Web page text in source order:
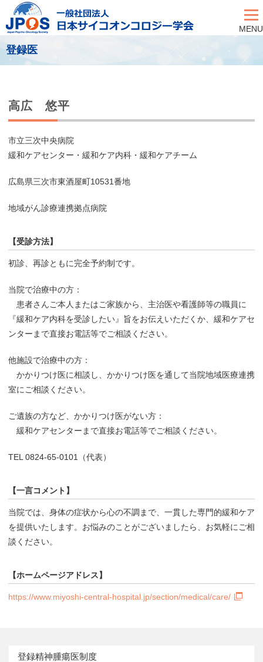
MENU
登録医
高広 悠平
市立三次中央病院
緩和ケアセンター・緩和ケア内科・緩和ケアチーム
広島県三次市東酒屋町10531番地
地域がん診療連携拠点病院
【受診方法】
初診、再診ともに完全予約制です。
当院で治療中の方：
患者さんご本人またはご家族から、主治医や看護師等の職員に
『緩和ケア内科を受診したい』旨をお伝えいただくか、緩和ケアセ
ンターまで直接お電話等でご相談ください。
他施設で治療中の方：
かかりつけ医に相談し、かかりつけ医を通して当院地域医療連携
室にご相談ください。
ご遺族の方など、かかりつけ医がない方：
緩和ケアセンターまで直接お電話等でご相談ください。
TEL 0824-65-0101（代表）
【一言コメント】
当院では、身体の症状から心の不調まで、一貫した専門的緩和ケア
を提供いたします。お悩みのことがございましたら、お気軽にご相
談ください。
【ホームページアドレス】
https://www.miyoshi-central-hospital.jp/section/medical/care/
登録精神腫瘍医制度